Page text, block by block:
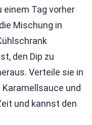
einem Tag vorher
Mischung in
den Dip zu
Verteile sie in
und
und kannst den